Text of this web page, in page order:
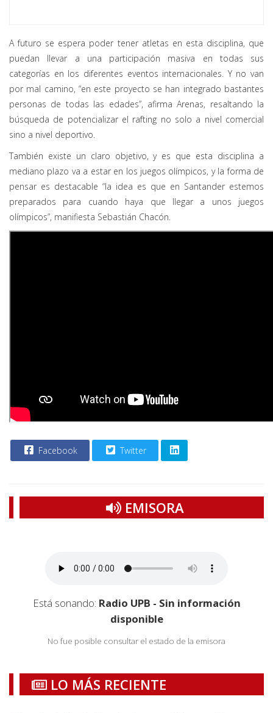
A futuro se espera poder tener atletas en esta disciplina, que
puedan llevar a una participación masiva en todas sus
categorías en los diferentes eventos internacionales. Y no van
por mal camino, “en este proyecto se han integrado bastantes
personas de todas las edades”, afirma Arenas, resaltando la
búsqueda de potencializar el rafting no solo a nivel comercial
sino a nivel deportivo.
También existe un claro objetivo, y es que esta disciplina a
mediano plazo va a estar en los juegos olímpicos, y la forma de
pensar es destacable “la idea es que en Santander estemos
preparados para cuando haya que llegar a unos juegos
olímpicos”, manifiesta Sebastián Chacón.
Facebook Twitter
EMISORA
Está sonando: Radio UPB - Sin información
disponible
No fue posible consultar el estado de la emisora
LO MÁS RECIENTE